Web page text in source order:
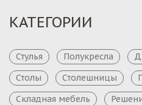
КАТЕГОРИИ
Стулья Полукресла
Столы
Столешницы
Складная мебель